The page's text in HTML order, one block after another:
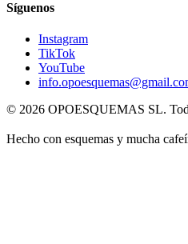
Síguenos
Instagram
TikTok
YouTube
© 2026 OPOESQUEMAS SL.
Hecho con esquemas y mucha